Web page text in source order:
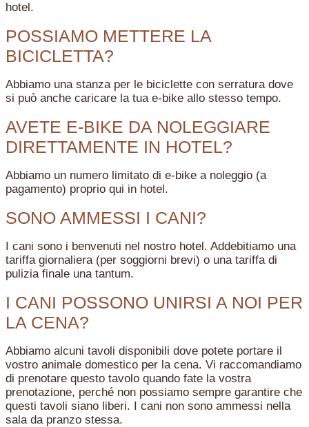
hotel.
POSSIAMO METTERE LA
BICICLETTA?
Abbiamo una stanza per le biciclette con serratura dove
si può anche caricare la tua e-bike allo stesso tempo.
AVETE E-BIKE DA NOLEGGIARE
DIRETTAMENTE IN HOTEL?
Abbiamo un numero limitato di e-bike a noleggio (a
pagamento) proprio qui in hotel.
SONO AMMESSI I CANI?
I cani sono i benvenuti nel nostro hotel. Addebitiamo una
tariffa giornaliera (per soggiorni brevi) o una tariffa di
pulizia finale una tantum.
I CANI POSSONO UNIRSI A NOI PER
LA CENA?
Abbiamo alcuni tavoli disponibili dove potete portare il
vostro animale domestico per la cena. Vi raccomandiamo
di prenotare questo tavolo quando fate la vostra
prenotazione, perché non possiamo sempre garantire che
questi tavoli siano liberi. I cani non sono ammessi nella
sala da pranzo stessa.